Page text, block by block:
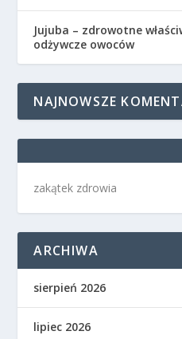
Jujuba – zdrowotne
odżywcze owoców
NAJNOWSZE
zakątek zdrowia
ARCHIWA
sierpień 2026
lipiec 2026